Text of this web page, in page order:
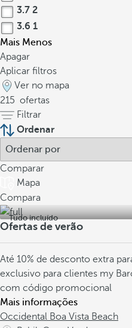
3.7 2
3.6 1
Mais Menos
Apagar
Aplicar filtros
Ver no mapa
215 ofertas
Filtrar
Ordenar
Comparar
Mapa
Compara
Tudo incluído
Ofertas de verão
Até 10% de desconto extra
exclusivo para clientes my
com código promocional
Mais informações
Occidental Boa Vista Beach